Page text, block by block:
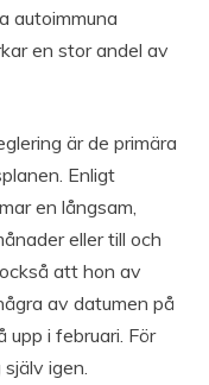
autoimmuna
en stor andel av
är de primära
Enligt
en långsam,
eller till och
att hon av
av datumen på
upp i februari. För
igen.